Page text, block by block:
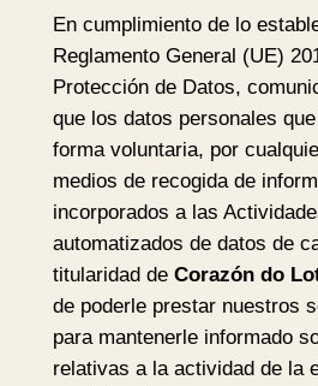
En cumplimiento de lo
Reglamento General (UE)
Protección de Datos,
que los datos personales
forma voluntaria, por
medios de recogida de
incorporados a las
automatizados de datos de
titularidad de Corazón do
de poderle prestar nuestros
para mantenerle informado
relativas a la actividad de la